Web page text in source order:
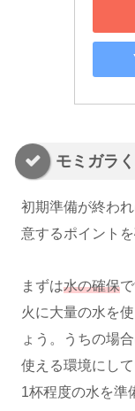
モミガラ
初期準備が終わ
意するポイント
まずは水の確保
火に大量の水を
ょう。うちの場
使える環境にし
1杯程度の水を準